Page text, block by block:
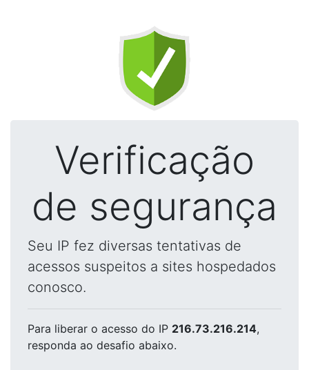
Verificação
de segurança
Seu IP fez diversas tentativas de
acessos suspeitos a sites hospedados
conosco.
Para liberar o acesso do IP 216.73.216.214,
responda ao desafio abaixo.